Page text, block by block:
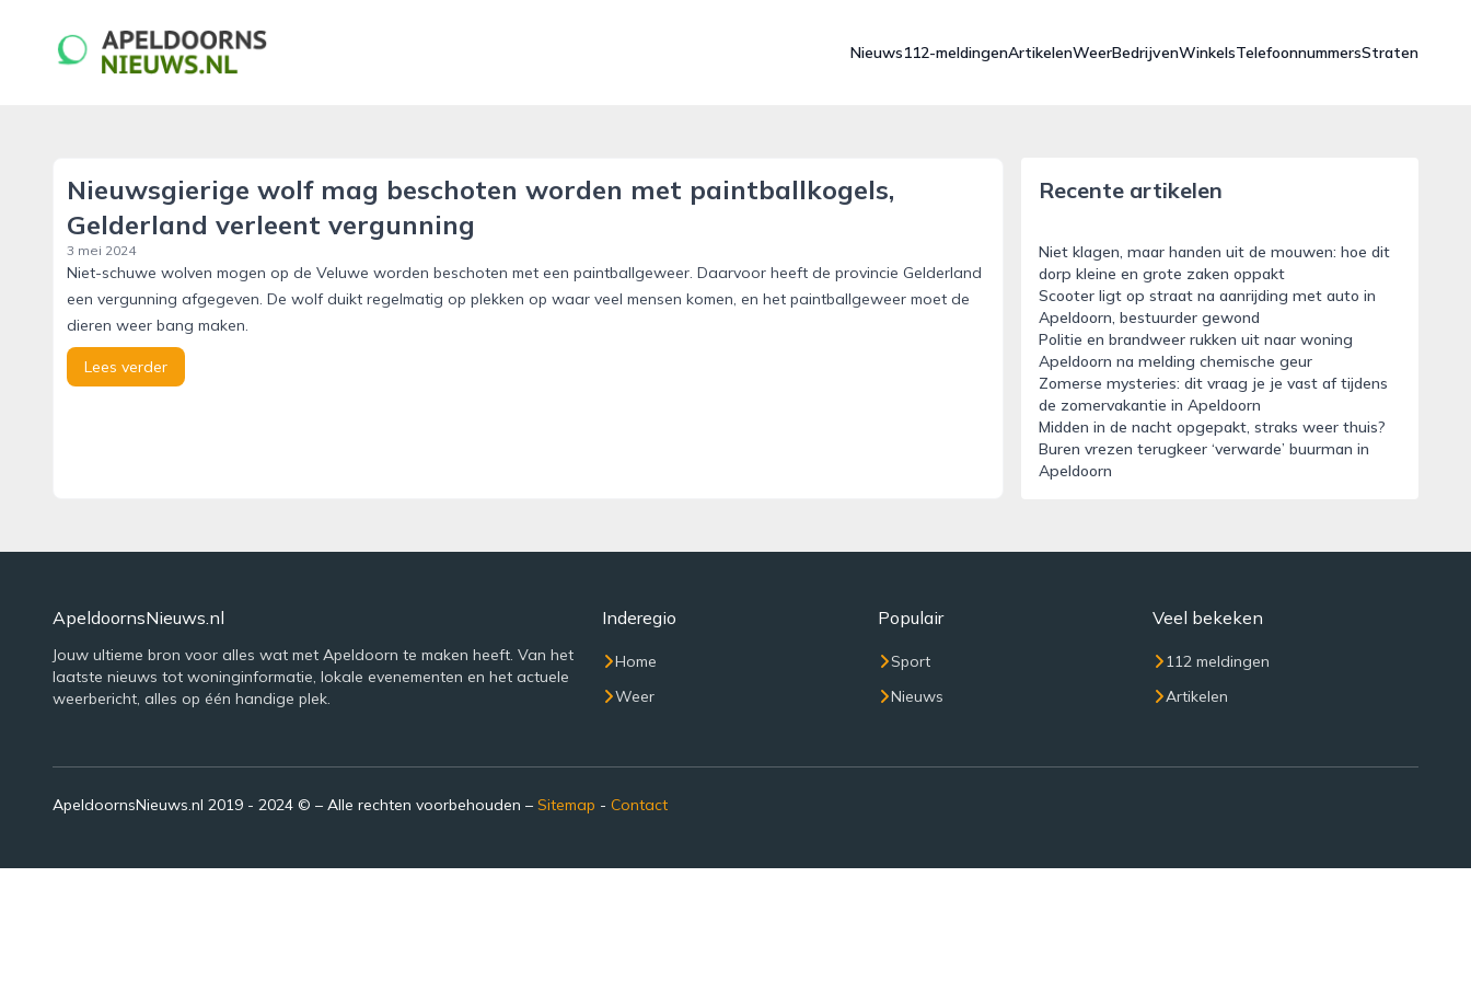
apeldoornsnieuws.nl
Nieuws112-meldingenArtikelenWeerBedrijvenWinkelsTelefoonnummersStraten
Nieuwsgierige wolf mag beschoten worden met paintballkogels,
Gelderland verleent vergunning
3 mei 2024
Niet-schuwe wolven mogen op de Veluwe worden beschoten met een paintballgeweer. Daarvoor heeft de provincie Gelderland
een vergunning afgegeven. De wolf duikt regelmatig op plekken op waar veel mensen komen, en het paintballgeweer moet de
dieren weer bang maken.
Lees verder
Recente artikelen
Niet klagen, maar handen uit de mouwen: hoe dit
dorp kleine en grote zaken oppakt
Scooter ligt op straat na aanrijding met auto in
Apeldoorn, bestuurder gewond
Politie en brandweer rukken uit naar woning
Apeldoorn na melding chemische geur
Zomerse mysteries: dit vraag je je vast af tijdens
de zomervakantie in Apeldoorn
Midden in de nacht opgepakt, straks weer thuis?
Buren vrezen terugkeer ‘verwarde’ buurman in
Apeldoorn
ApeldoornsNieuws.nl
Jouw ultieme bron voor alles wat met Apeldoorn te maken heeft. Van het
laatste nieuws tot woninginformatie, lokale evenementen en het actuele
weerbericht, alles op één handige plek.
Inderegio
Home
Weer
Populair
Sport
Nieuws
Veel bekeken
112 meldingen
Artikelen
ApeldoornsNieuws.nl 2019 - 2024 © – Alle rechten voorbehouden – Sitemap - Contact